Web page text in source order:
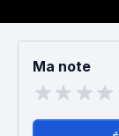
Ma note